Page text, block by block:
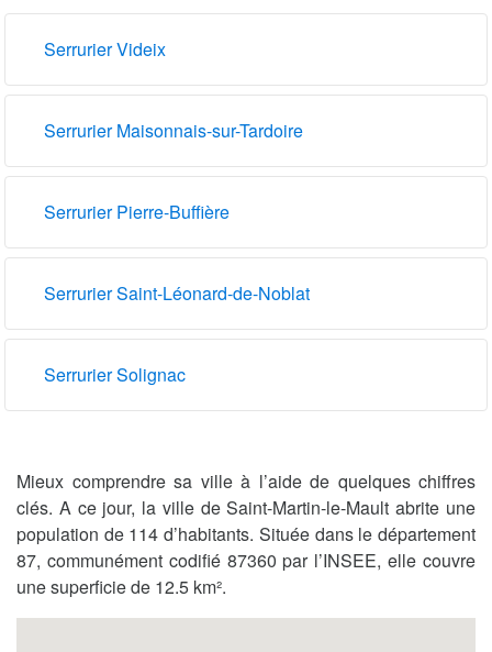
Serrurier Videix
Serrurier Maisonnais-sur-Tardoire
Serrurier Pierre-Buffière
Serrurier Saint-Léonard-de-Noblat
Serrurier Solignac
Mieux comprendre sa ville à l’aide de quelques chiffres
clés. A ce jour, la ville de Saint-Martin-le-Mault abrite une
population de 114 d’habitants. Située dans le département
87, communément codifié 87360 par l’INSEE, elle couvre
une superficie de 12.5 km².